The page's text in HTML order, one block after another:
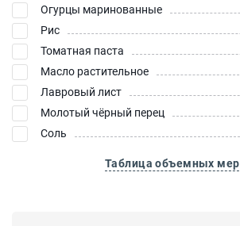
Огурцы маринованные
Рис
Томатная паста
Масло растительное
Лавровый лист
Молотый чёрный перец
Соль
Таблица объемных мер